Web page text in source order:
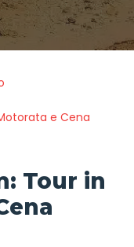
e Cena
Tour in